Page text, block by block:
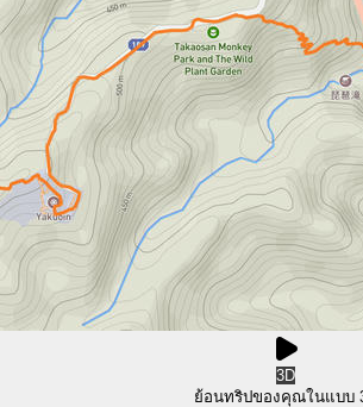
3D
ย้อนทริปของคุณในแบบ